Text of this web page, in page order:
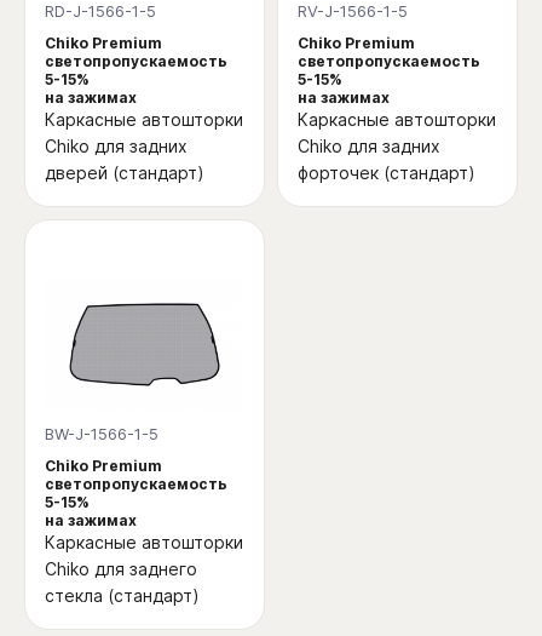
RD-J-1566-1-5
Chiko Premium
светопропускаемость
5-15%
на зажимах
Каркасные автошторки
Chiko для задних
дверей (стандарт)
RV-J-1566-1-5
Chiko Premium
светопропускаемость
5-15%
на зажимах
Каркасные автошторки
Chiko для задних
форточек (стандарт)
BW-J-1566-1-5
Chiko Premium
светопропускаемость
5-15%
на зажимах
Каркасные автошторки
Chiko для заднего
стекла (стандарт)